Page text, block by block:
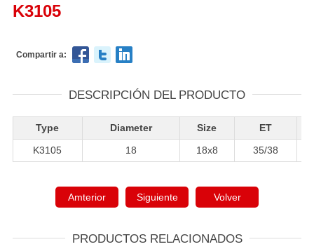
K3105
Compartir a:
DESCRIPCIÓN DEL PRODUCTO
Type Diameter Size
ET
K3105
18 18x8 35/38
Amterior Siguiente Volver
PRODUCTOS RELACIONADOS